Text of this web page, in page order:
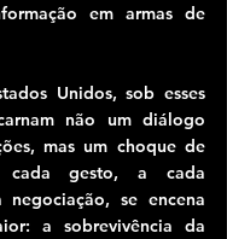
em armas de
Unidos, sob esses
não um diálogo
mas um choque de
cada gesto, a cada
negociação, se encena
a sobrevivência da